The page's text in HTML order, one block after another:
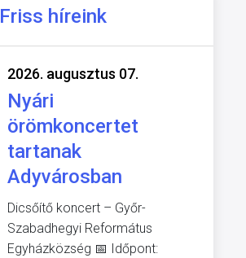
Friss híreink
2026. augusztus 07.
Nyári
örömkoncertet
tartanak
Adyvárosban
Dicsőítő koncert – Győr-
Szabadhegyi Református
Egyházközség 📅 Időpont: